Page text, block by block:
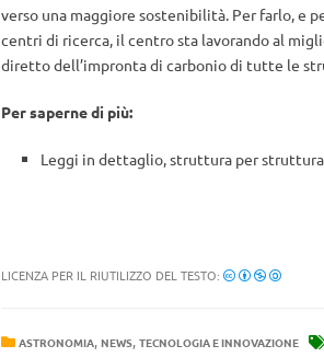
verso una maggiore sostenibilità. Per farlo, e
centri di ricerca, il centro sta lavorando al
diretto dell’impronta di carbonio di tutte le
Per saperne di più:
Leggi in dettaglio, struttura per
LICENZA PER IL RIUTILIZZO DEL TESTO:
ASTRONOMIA, NEWS, TECNOLOGIA E INNOVAZIONE